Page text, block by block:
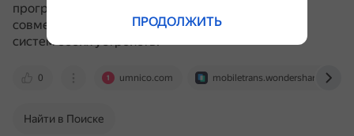
программное обеспечение было обновлено и
совместимо с текущими версиями операционных
систем обоих устройств.
0 umnico.com mobiletrans.wondershare.com.ru
Найти в Поиске
ПРОДОЛЖИТЬ